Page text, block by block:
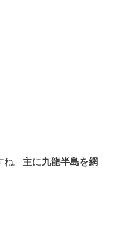
ね。主に九龍半島を網